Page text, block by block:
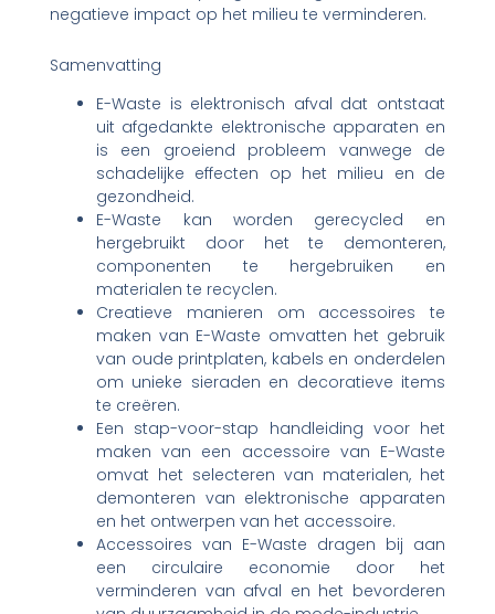
negatieve impact op het milieu te verminderen.
Samenvatting
E-Waste is elektronisch afval dat ontstaat
uit afgedankte elektronische apparaten en
is een groeiend probleem vanwege de
schadelijke effecten op het milieu en de
gezondheid.
E-Waste kan worden gerecycled en
hergebruikt door het te demonteren,
componenten te hergebruiken en
materialen te recyclen.
Creatieve manieren om accessoires te
maken van E-Waste omvatten het gebruik
van oude printplaten, kabels en onderdelen
om unieke sieraden en decoratieve items
te creëren.
Een stap-voor-stap handleiding voor het
maken van een accessoire van E-Waste
omvat het selecteren van materialen, het
demonteren van elektronische apparaten
en het ontwerpen van het accessoire.
Accessoires van E-Waste dragen bij aan
een circulaire economie door het
verminderen van afval en het bevorderen